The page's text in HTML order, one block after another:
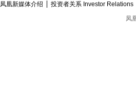
凤凰新媒体介绍 投资者关系 Investor Relations
凤